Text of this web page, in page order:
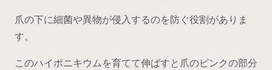
爪の下に細菌や異物が侵入するのを防ぐ役割がありま
す。
このハイポニキウムを育てて伸ばすと爪のピンクの部分